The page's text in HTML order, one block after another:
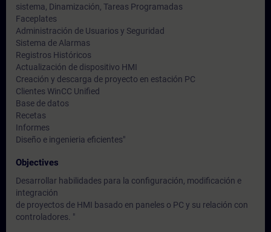
sistema, Dinamización, Tareas Programadas
Faceplates
Administración de Usuarios y Seguridad
Sistema de Alarmas
Registros Históricos
Actualización de dispositivo HMI
Creación y descarga de proyecto en estación PC
Clientes WinCC Unified
Base de datos
Recetas
Informes
Diseño e ingenieria eficientes"
Objectives
Desarrollar habilidades para la configuración, modificación e
integración
de proyectos de HMI basado en paneles o PC y su relación con
controladores. "